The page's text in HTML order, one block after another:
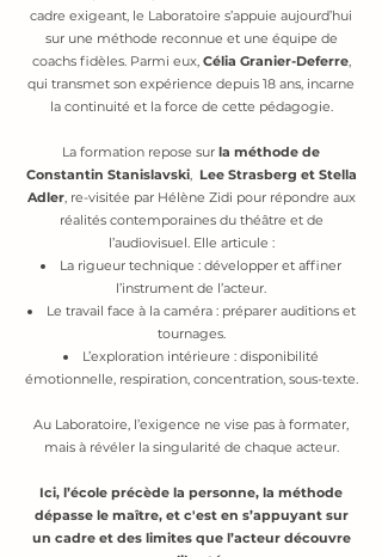
cadre exigeant, le Laboratoire s’appuie aujourd’hui
sur une méthode reconnue et une équipe de
coachs fidèles. Parmi eux, Célia Granier-Deferre,
qui transmet son expérience depuis 18 ans, incarne
la continuité et la force de cette pédagogie.
La formation repose sur la méthode de
Constantin Stanislavski, Lee Strasberg et Stella
Adler, re-visitée par Hélène Zidi pour répondre aux
réalités contemporaines du théâtre et de
l’audiovisuel. Elle articule :
La rigueur technique : développer et affiner
l’instrument de l’acteur.
Le travail face à la caméra : préparer auditions et
tournages.
L’exploration intérieure : disponibilité
émotionnelle, respiration, concentration, sous-texte.
Au Laboratoire, l’exigence ne vise pas à formater,
mais à révéler la singularité de chaque acteur.
Ici, l’école précède la personne, la méthode
dépasse le maître, et c'est en s’appuyant sur
un cadre et des limites que l’acteur découvre